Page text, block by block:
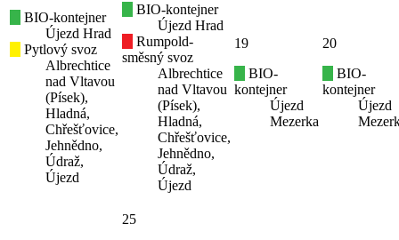
BIO-kontejner
Újezd Hrad
Pytlový svoz
Albrechtice
nad Vltavou
(Písek),
Hladná,
Chřešťovice,
Jehnědno,
Údraž,
Újezd
BIO-kontejner
Újezd Hrad
Rumpold-
směsný svoz
Albrechtice
nad Vltavou
(Písek),
Hladná,
Chřešťovice,
Jehnědno,
Údraž,
Újezd
19
BIO-
kontejner
Újezd
Mezerka
20
BIO-
kontejner
Újezd
25